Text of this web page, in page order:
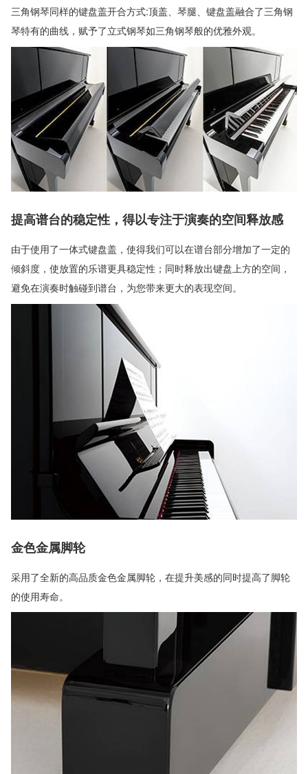
三角钢琴同样的键盘盖开合方式:顶盖、琴腿、键盘盖融合了三角钢
琴特有的曲线，赋予了立式钢琴如三角钢琴般的优雅外观。
提高谱台的稳定性，得以专注于演奏的空间释放感
由于使用了一体式键盘盖，使得我们可以在谱台部分增加了一定的
倾斜度，使放置的乐谱更具稳定性；同时释放出键盘上方的空间，
避免在演奏时触碰到谱台，为您带来更大的表现空间。
金色金属脚轮
采用了全新的高品质金色金属脚轮，在提升美感的同时提高了脚轮
的使用寿命。